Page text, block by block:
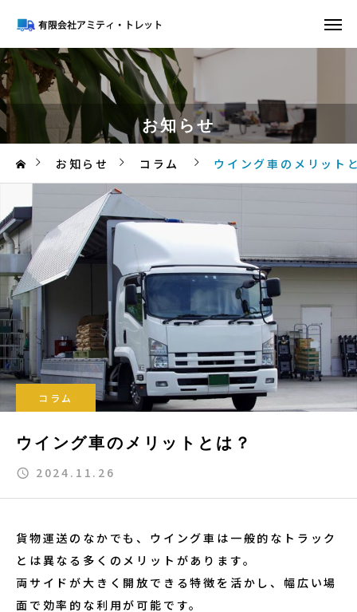
お知らせ
お知らせ コラム ウイング車のメリット
コラム
ウイング車のメリットとは？
2024.11.26
貨物運送のなかでも、ウイング車は一般的なトラック
とは異なる多くのメリットがあります。
両サイドが大きく開放できる特徴を活かし、幅広い場
面で効率的な利用が可能です。